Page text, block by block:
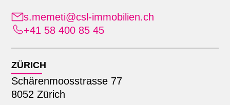
s.memeti@csl-immobilien.ch
+41 58 400 85 45
ZÜRICH
Schärenmoosstrasse 77
8052 Zürich
Position
Alle
Apprenants
Commercialisation
Comptabilité immobilière
Emplacement
Alle
Lausanne
Recherche par nom